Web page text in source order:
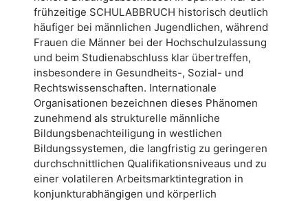
frühzeitige SCHULABBRUCH historisch deutlich
häufiger bei männlichen Jugendlichen, während
Frauen die Männer bei der Hochschulzulassung
und beim Studienabschluss klar übertreffen,
insbesondere in Gesundheits-, Sozial- und
Rechtswissenschaften. Internationale
Organisationen bezeichnen dieses Phänomen
zunehmend als strukturelle männliche
Bildungsbenachteiligung in westlichen
Bildungssystemen, die langfristig zu geringeren
durchschnittlichen Qualifikationsniveaus und zu
einer volatileren Arbeitsmarktintegration in
konjunkturabhängigen und körperlich